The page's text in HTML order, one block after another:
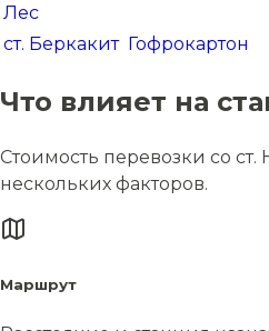
Лес
ст. Беркакит Гофрокартон
Что влияет на
Стоимость перевозки со ст.
нескольких факторов.
Маршрут